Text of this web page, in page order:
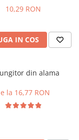
3/4
10,29 RON
IN COS
din alama
la 16,77 RON